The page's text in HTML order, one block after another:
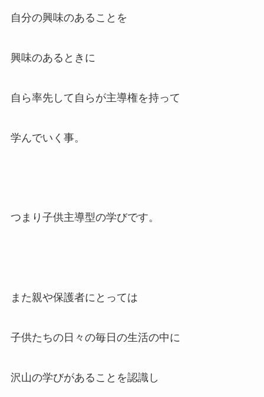
自分の興味のあることを
興味のあるときに
自ら率先して自らが主導権を持って
学んでいく事。
つまり子供主導型の学びです。
また親や保護者にとっては
子供たちの日々の毎日の生活の中に
沢山の学びがあることを認識し